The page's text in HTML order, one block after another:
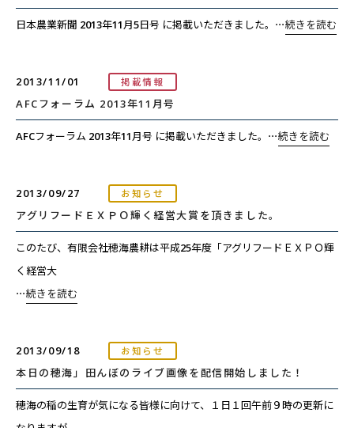
日本農業新聞 2013年11月5日号 に掲載いただきました。 ⋯続きを読む
2013/11/01 掲載情報
AFCフォーラム 2013年11月号
AFCフォーラム 2013年11月号 に掲載いただきました。 ⋯続きを読む
2013/09/27 お知らせ
アグリフードＥＸＰＯ輝く経営大賞を頂きました。
このたび、有限会社穂海農耕は平成25年度「アグリフードＥＸＰＯ輝
く経営大
⋯続きを読む
2013/09/18 お知らせ
本日の穂海」田んぼのライブ画像を配信開始しました！
穂海の稲の生育が気になる皆様に向けて、１日１回午前９時の更新に